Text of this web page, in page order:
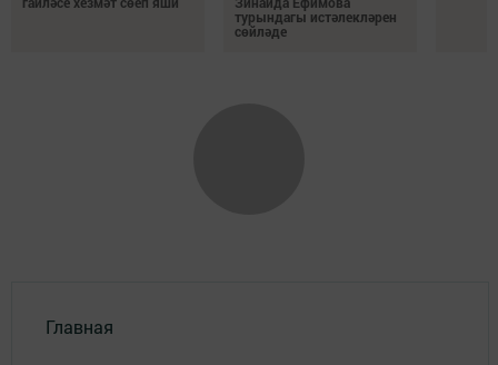
турындагы истәлекләрен
сөйләде
Главная